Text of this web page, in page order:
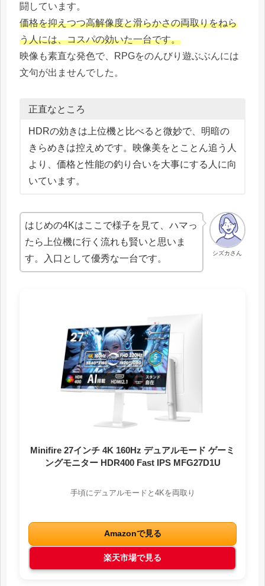
闘しています。
価格を抑えつつ高解像度と滑らかさの両取りをねら
う人には、コスパの効いた一台です。
映像も素直な発色で、RPGをのんびり遊ぶぶんには
文句が出ませんでした。
正直なところ
HDRの効きは上位機と比べると微妙で、明暗の
きらめきは控えめです。映像美をとことん追う人
より、価格と性能の釣り合いを大事にする人に向
いています。
シズカさん
はじめの4Kはここで様子を見て、ハマっ
たら上位機に行く流れも賢いと思いま
す。入口として優秀な一台です。
Minifire 27インチ 4K 160Hz デュアルモード ゲーミ
ングモニター HDR400 Fast IPS MFG27D1U
手頃にデュアルモードと4Kを両取り
Amazonで見る
楽天市場で見る